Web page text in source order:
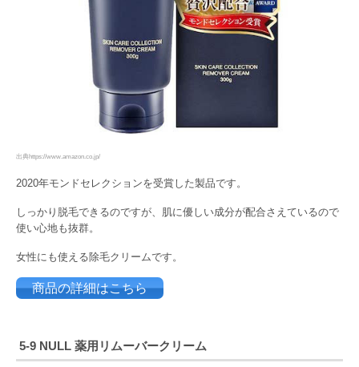
出典https://www.amazon.co.jp/
2020年モンドセレクションを受賞した製品です。
しっかり脱毛できるのですが、肌に優しい成分が配合さえているので
使い心地も抜群。
女性にも使える除毛クリームです。
商品の詳細はこちら
5-9 NULL 薬用リムーバークリーム